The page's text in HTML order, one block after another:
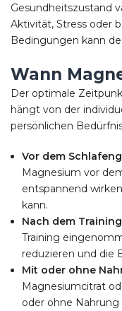
Gesundheitszustand
Aktivität, Stress oder
Bedingungen kann
Wann
Der optimale
hängt von der
persönlichen
Vor dem
Magnesium vor
entspannend
kann.
Nach dem
Training
reduzieren und die
Mit oder ohne
Magnesiumcitrat
oder ohne